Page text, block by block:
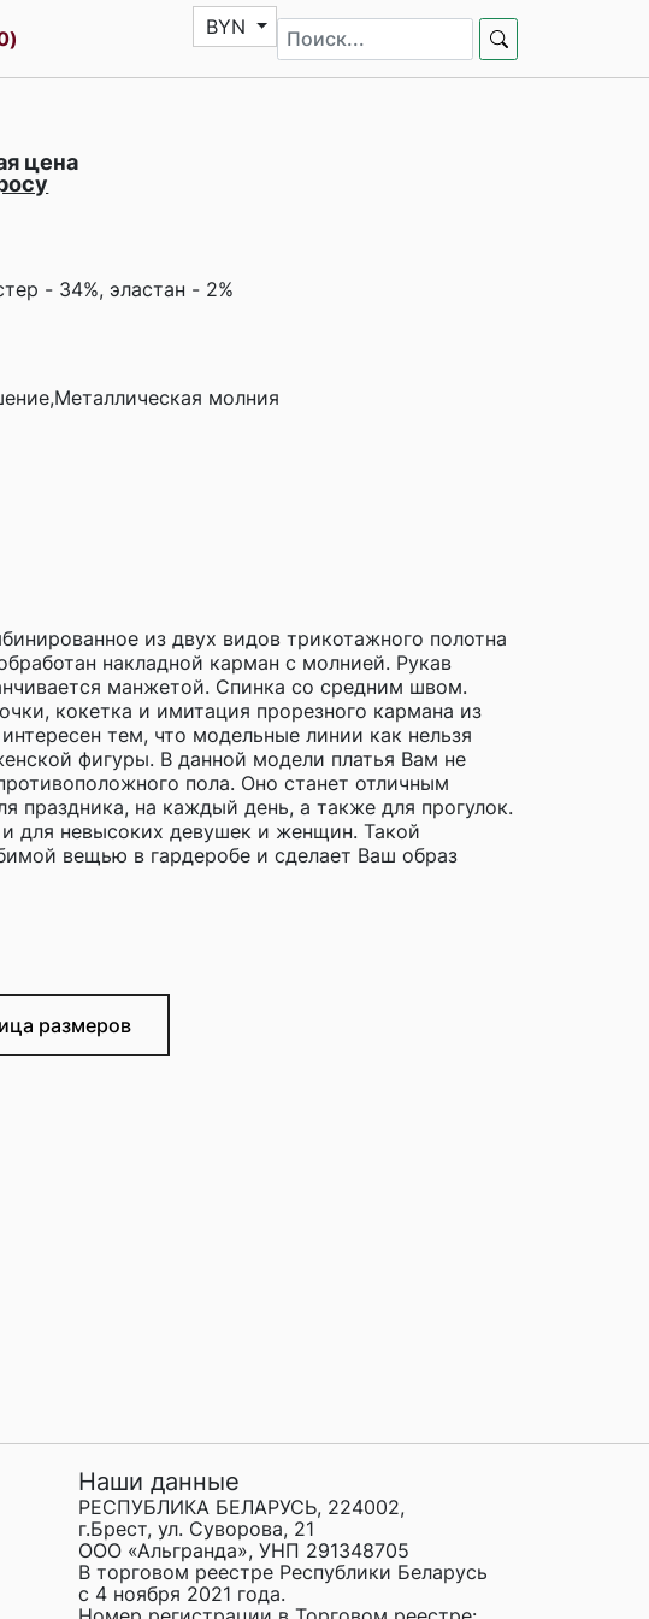
BYN
цена
- 34%, эластан - 2%
молния
из двух видов трикотажного полотна
накладной карман с молнией. Рукав
манжетой. Спинка со средним швом.
кокетка и имитация прорезного кармана из
тем, что модельные линии как нельзя
фигуры. В данной модели платья Вам не
пола. Оно станет отличным
праздника, на каждый день, а также для прогулок.
для невысоких девушек и женщин. Такой
вещью в гардеробе и сделает Ваш образ
Таблица размеров
Наши данные
РЕСПУБЛИКА БЕЛАРУСЬ, 224002,
г.Брест, ул. Суворова, 21
ООО «Альгранда», УНП 291348705
В торговом реестре Республики Беларусь
с 4 ноября 2021 года.